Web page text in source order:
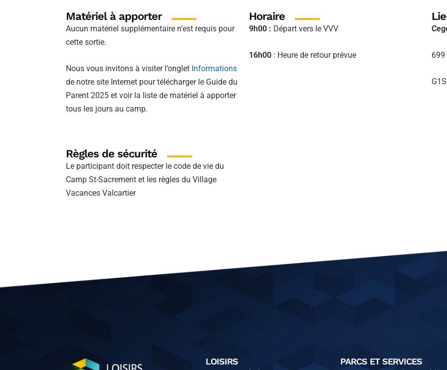
Matériel à apporter
Aucun matériel supplémentaire n’est requis pour
cette sortie.
Nous vous invitons à visiter l’onglet Informations
de notre site Internet pour télécharger le Guide du
Parent 2025 et voir la liste de matériel à apporter
tous les jours au camp.
Horaire
9h00 : Départ vers le VVV
16h00: Heure de retour prévue 699
Règles de sécurité
Le participant doit respecter le code de vie du
Camp St-Sacrement et les règles du Village
Vacances Valcartier
LOISIRS PARCS ET SERVICES